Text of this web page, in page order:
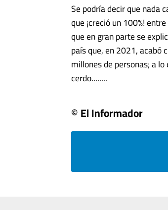
Se podría decir que nada
que ¡creció un 100%!
que en gran parte se
país que, en 2021, acabó
millones de personas; a
cerdo........
© El Informador